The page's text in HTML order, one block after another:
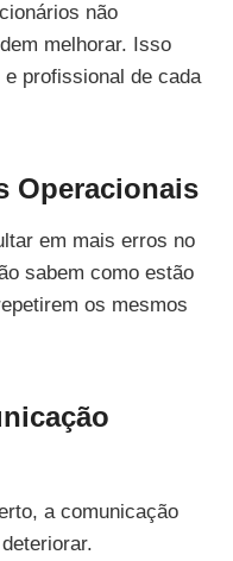
não
melhorar. Isso
profissional de cada
Operacionais
em mais erros no
sabem como estão
os mesmos
a comunicação